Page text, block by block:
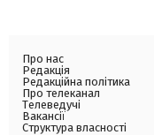
Про нас
Редакція
Редакційна політика
Про телеканал
Телеведучі
Вакансії
Структура власності